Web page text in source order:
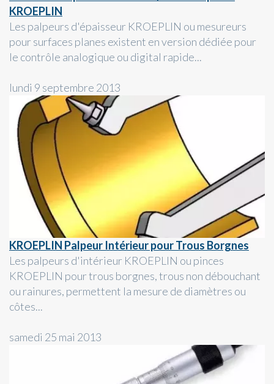
KROEPLIN
Les palpeurs d'épaisseur KROEPLIN ou mesureurs
pour surfaces planes existent en version dédiée pour
le contrôle analogique ou digital rapide...
lundi 9 septembre 2013
KROEPLIN Palpeur Intérieur pour Trous Borgnes
Les palpeurs d'intérieur KROEPLIN ou pinces
KROEPLIN pour trous borgnes, trous non débouchant
ou rainures, permettent la mesure de diamètres ou
côtes...
samedi 25 mai 2013